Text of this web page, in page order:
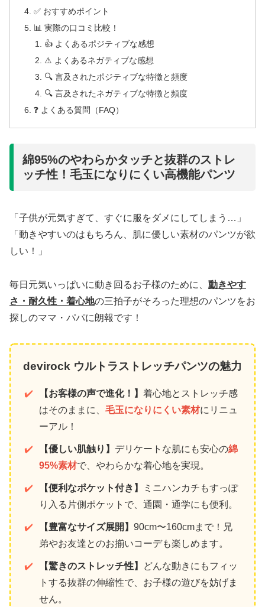
✅ おすすめポイント
📊 実際の口コミ比較！
👍 よくあるポジティブな感想
⚠ よくあるネガティブな感想
🔍 言及されたポジティブな特徴と頻度
🔍 言及されたネガティブな特徴と頻度
❓ よくある質問（FAQ）
綿95%のやわらかタッチと抜群のストレ
ッチ性！毛玉になりにくい高機能パンツ
「子供が元気すぎて、すぐに服をダメにしてしまう…」
「動きやすいのはもちろん、肌に優しい素材のパンツが欲
しい！」
毎日元気いっぱいに動き回るお子様のために、 動きやす
さ・耐久性・着心地の三拍子がそろった理想のパンツをお
探しのママ・パパに朗報です！
devirock ウルトラストレッチパンツの魅力
✔️ 【お客様の声で進化！】着心地とストレッチ感
はそのままに、毛玉になりにくい素材にリニュ
ーアル！
✔️ 【優しい肌触り】 デリケートな肌にも安心の綿
95%素材で、やわらかな着心地を実現。
✔️ 【便利なポケット付き】
ミニハンカチもすっぽ
り入る片側ポケットで、通園・通学にも便利。
✔️ 【豊富なサイズ展開】90cm〜160cmまで！兄
弟やお友達とのお揃いコーデも楽しめます。
✔️ 【驚きのストレッチ性】
どんな動きにもフィッ
トする抜群の伸縮性で、お子様の遊びを妨げま
せん。